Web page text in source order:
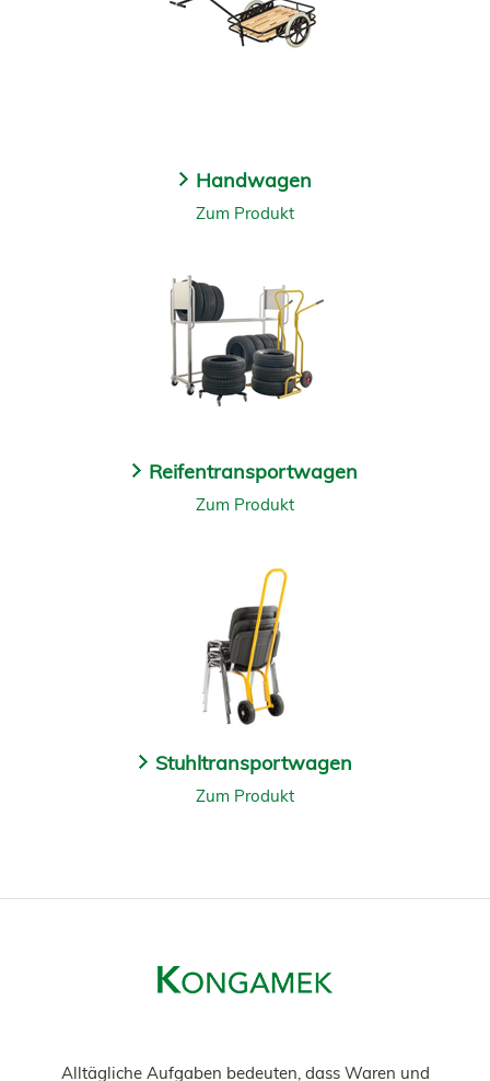
Handwagen
Zum Produkt
Reifentransportwagen
Zum Produkt
Stuhltransportwagen
Zum Produkt
Alltägliche Aufgaben bedeuten, dass Waren und